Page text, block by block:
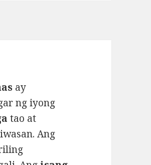
ay
ng iyong
tao at
Ang